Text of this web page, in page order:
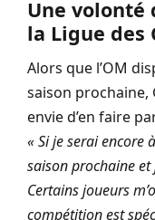
Une
la Ligue des
Alors que l’OM
saison prochaine,
envie d’en faire
« Si je serai encore
saison prochaine
Certains joueurs
compétition est